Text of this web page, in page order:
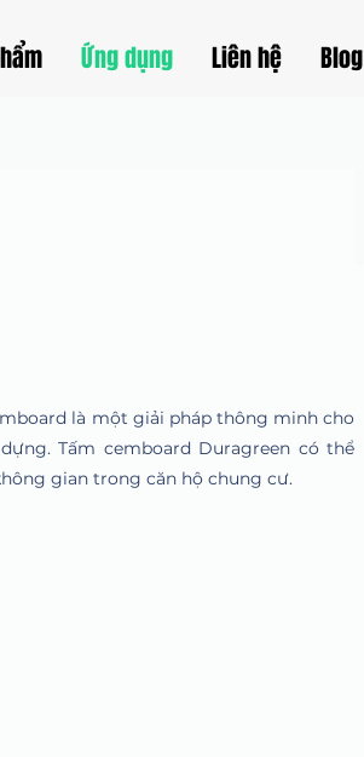
Ứng dụng Liên hệ Blog
là một giải pháp thông minh cho
Tấm cemboard Duragreen có thể
gian trong căn hộ chung cư.